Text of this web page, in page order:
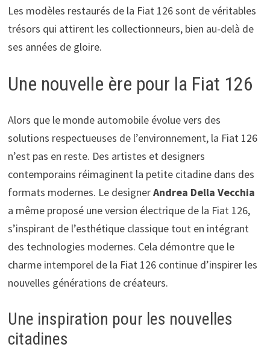
Les modèles restaurés de la Fiat 126 sont de véritables
trésors qui attirent les collectionneurs, bien au-delà de
ses années de gloire.
Une nouvelle ère pour la Fiat 126
Alors que le monde automobile évolue vers des
solutions respectueuses de l’environnement, la Fiat 126
n’est pas en reste. Des artistes et designers
contemporains réimaginent la petite citadine dans des
formats modernes. Le designerAndrea Della Vecchia
a même proposé une version électrique de la Fiat 126,
s’inspirant de l’esthétique classique tout en intégrant
des technologies modernes. Cela démontre que le
charme intemporel de la Fiat 126 continue d’inspirer les
nouvelles générations de créateurs.
Une inspiration pour les nouvelles
citadines